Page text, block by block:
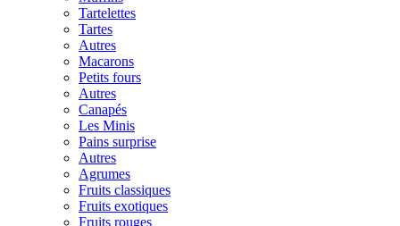
Tartelettes
Tartes
Autres
Macarons
Petits fours
Autres
Canapés
Les Minis
Pains surprise
Autres
Agrumes
Fruits classiques
Fruits exotiques
Fruits rouges